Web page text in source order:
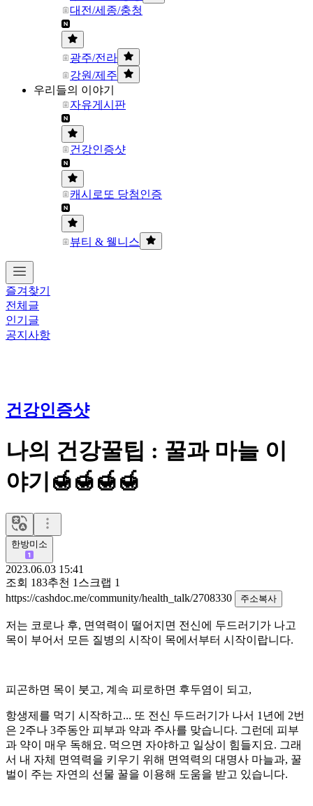
대전/세종/충청
광주/전라
강원/제주
우리들의 이야기
자유게시판
건강인증샷
캐시로또 당첨인증
뷰티 & 웰니스
즐겨찾기
전체글
인기글
공지사항
건강인증샷
나의 건강꿀팁 : 꿀과 마늘 이
야기🍯🍯🍯🍯
한방미소
2023.06.03 15:41
조회 183추천 1 스크랩 1
https://cashdoc.me/community/health_talk/2708330
주소복사
저는 코로나 후, 면역력이 떨어지면 전신에 두드러기가 나고
목이 부어서 모든 질병의 시작이 목에서부터 시작이랍니다.
피곤하면 목이 붓고, 계속 피로하면 후두염이 되고,
항생제를 먹기 시작하고... 또 전신 두드러기가 나서 1년에 2번
은 2주나 3주동안 피부과 약과 주사를 맞습니다. 그런데 피부
과 약이 매우 독해요. 먹으면 자야하고 일상이 힘들지요. 그래
서 내 자체 면역력을 키우기 위해 면역력의 대명사 마늘과, 꿀
벌이 주는 자연의 선물 꿀을 이용해 도움을 받고 있습니다.